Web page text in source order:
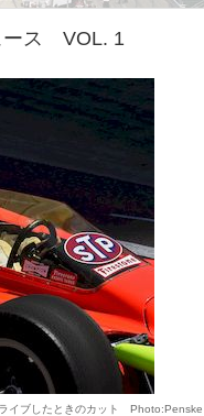
ース VOL. 1
イブしたときのカット Photo:Penske